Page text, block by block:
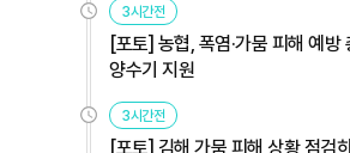
3시간전
[포토] 농협, 폭염·가뭄 피해 예방
양수기 지원
3시간전
[포토] 김해 가뭄 피해 상황 점검